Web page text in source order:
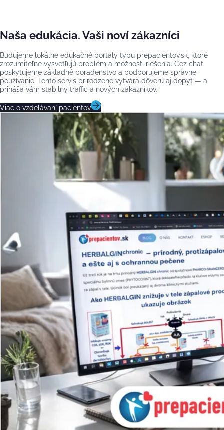
Naša edukácia. Vaši noví zákazníci
Budujeme lokálne edukačné portály typu prepacientov.sk, ktoré
zrozumiteľne vysvetľujú problém a možnosti riešenia. Cez chat
poskytujeme základné poradenstvo a podporujeme správne
používanie. Tento servis prirodzene vytvára dôveru aj dopyt — a
prináša vám stabilný traffic a nových zákazníkov.
Viac o vzdelávaní pacientov